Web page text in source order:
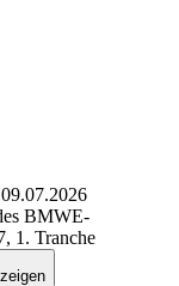
BMWE-
1. Tranche